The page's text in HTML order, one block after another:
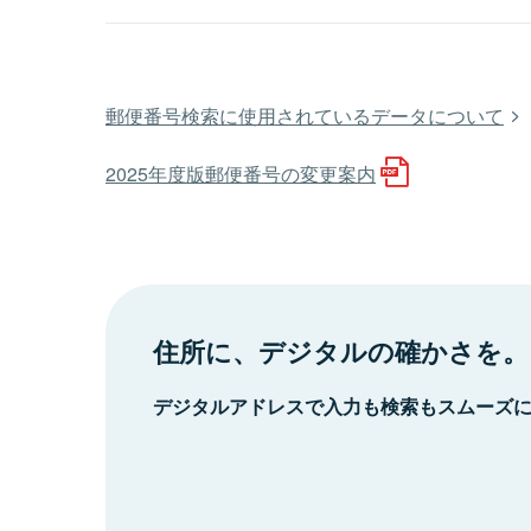
郵便番号検索に使用されているデータについて
2025年度版郵便番号の変更案内
住所に、デジタルの確かさを。
デジタルアドレスで入力も検索もスムーズ